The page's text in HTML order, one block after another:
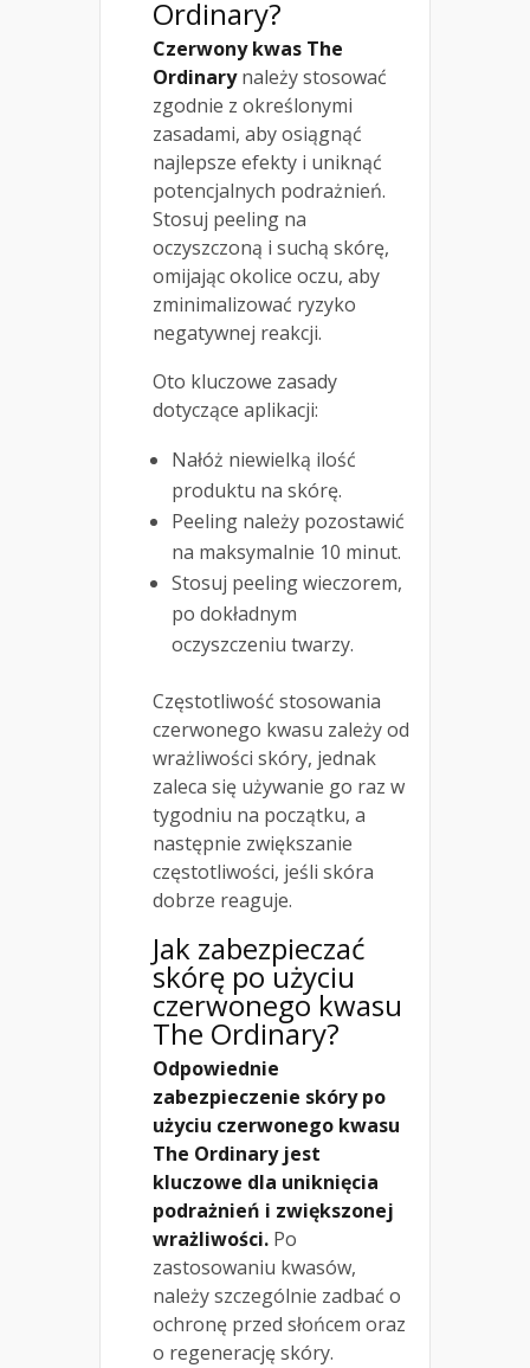
Ordinary?
Czerwony kwas The
Ordinarynależy stosować
zgodnie z określonymi
zasadami, aby osiągnąć
najlepsze efekty i uniknąć
potencjalnych podrażnień.
Stosuj peeling na
oczyszczoną i suchą skórę,
omijając okolice oczu, aby
zminimalizować ryzyko
negatywnej reakcji.
Oto kluczowe zasady
dotyczące aplikacji:
Nałóż niewielką ilość
produktu na skórę.
Peeling należy pozostawić
na maksymalnie 10 minut.
Stosuj peeling wieczorem,
po dokładnym
oczyszczeniu twarzy.
Częstotliwość stosowania
czerwonego kwasu zależy od
wrażliwości skóry, jednak
zaleca się używanie go raz w
tygodniu na początku, a
następnie zwiększanie
częstotliwości, jeśli skóra
dobrze reaguje.
Jak zabezpieczać
skórę po użyciu
czerwonego kwasu
The Ordinary?
Odpowiednie
zabezpieczenie skóry po
użyciu czerwonego kwasu
The Ordinary jest
kluczowe dla uniknięcia
podrażnień i zwiększonej
wrażliwości. Po
zastosowaniu kwasów,
należy szczególnie zadbać o
ochronę przed słońcem oraz
o regenerację skóry.